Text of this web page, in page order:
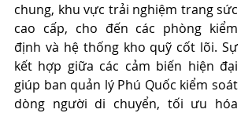
chung, khu vực trải nghiệm trang sức
cao cấp, cho đến các phòng kiểm
định và hệ thống kho quỹ cốt lõi. Sự
kết hợp giữa các cảm biến hiện đại
giúp ban quản lý Phú Quốc kiểm soát
dòng người di chuyển, tối ưu hóa